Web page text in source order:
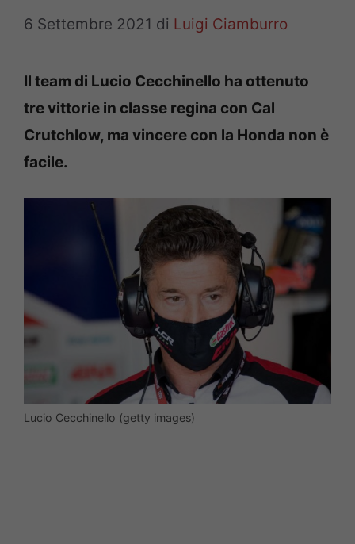
6 Settembre 2021 di Luigi Ciamburro
Il team di Lucio Cecchinello ha ottenuto
tre vittorie in classe regina con Cal
Crutchlow, ma vincere con la Honda non è
facile.
Lucio Cecchinello (getty images)